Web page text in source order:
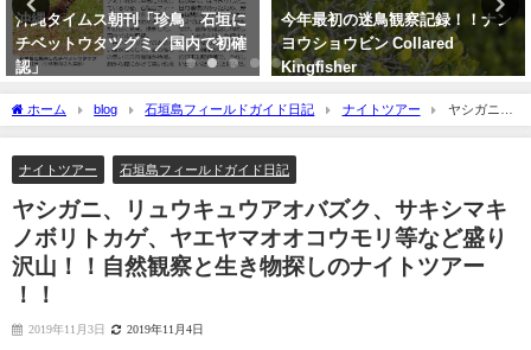
今年最初の迷鳥観察記録！！ナン
ヨウショウビン Collared
Kingfisher
【日本初記録種（２例目）】 石垣
島初記録 ニシブッポウソウ
European roller
ホーム blog 石垣島フィールドガイド日記 ナイトツアー
ヤシガニ、
リュウキュウアオバズク、サキシマキノボリトカゲ、ヤエヤマオオコウモリ等など盛
ナイトツアー
石垣島フィールドガイド日記
ヤシガニ、リュウキュウアオバズク、サキシマキ
ノボリトカゲ、ヤエヤマオオコウモリ等など盛り
沢山！！自然観察と生き物探しのナイトツアー
！！
2019年11月3日 2019年11月4日